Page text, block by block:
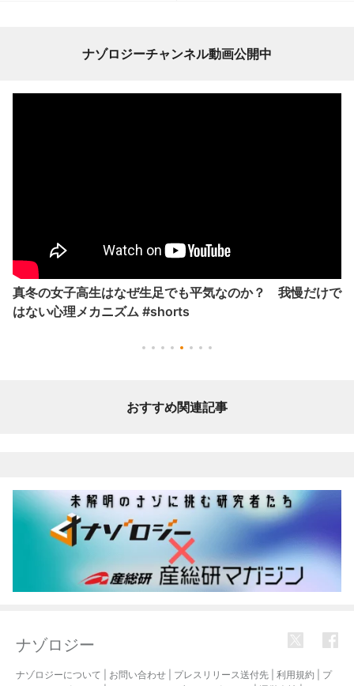
ナゾロジーチャンネル動画公開中
真冬の女子高生はなぜ生足でも平気なのか？ 我慢だけで
はない心理メカニズム #shorts
おすすめ関連記事
ナゾロジー
ナゾロジーについて お問い合わせ プレスリリース送付先 利用規約
プ